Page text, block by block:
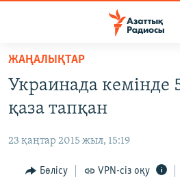
Skip
main
content
to
Navigation
САЯСАТ
ҚАҢТАР ОҚИҒАСЫ
АДАМ ҚҰҚЫҚТАРЫ
ЖАҢАЛЫҚТАР
Украинада кемінде
қаза тапқан
23 қаңтар 2015 жыл, 15:19
Бөлісу VPN-сіз оқу